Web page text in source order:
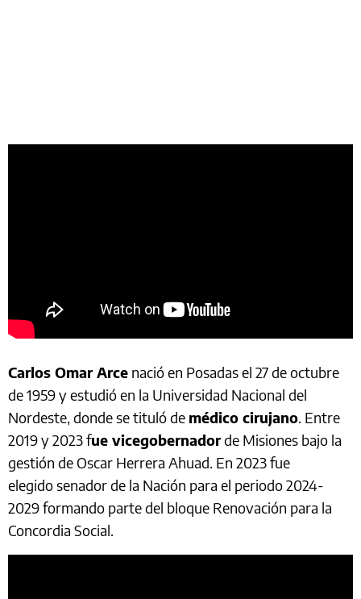
Carlos Omar Arce nació en Posadas el 27 de octubre
de 1959 y estudió en la Universidad Nacional del
Nordeste, donde se tituló de médico cirujano. Entre
2019 y 2023 fue vicegobernadorde Misiones bajo la
gestión de Oscar Herrera Ahuad. En 2023 fue
elegido senador de la Nación para el periodo 2024-
2029 formando parte del bloque Renovación para la
Concordia Social.